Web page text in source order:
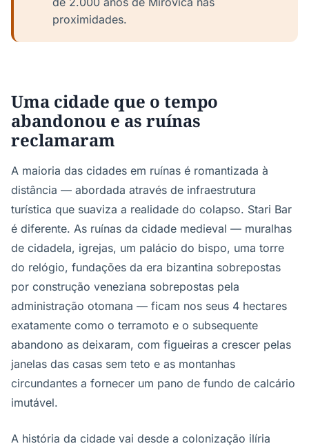
proximidades.
Uma cidade que o tempo
abandonou e as ruínas
reclamaram
A maioria das cidades em ruínas é romantizada à
distância — abordada através de infraestrutura
turística que suaviza a realidade do colapso. Stari Bar
é diferente. As ruínas da cidade medieval — muralhas
de cidadela, igrejas, um palácio do bispo, uma torre
do relógio, fundações da era bizantina sobrepostas
por construção veneziana sobrepostas pela
administração otomana — ficam nos seus 4 hectares
exatamente como o terramoto e o subsequente
abandono as deixaram, com figueiras a crescer pelas
janelas das casas sem teto e as montanhas
circundantes a fornecer um pano de fundo de calcário
imutável.
A história da cidade vai desde a colonização ilíria